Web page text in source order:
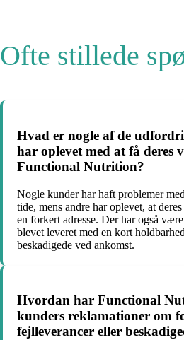
Ofte stillede
Hvad er nogle af de
har oplevet med at få deres
Functional Nutrition?
Nogle kunder har haft problemer
tide, mens andre har oplevet, at
en forkert adresse. Der har også
blevet leveret med en kort
beskadigede ved ankomst.
Hvordan har Functional
kunders reklamationer om
fejlleverancer eller